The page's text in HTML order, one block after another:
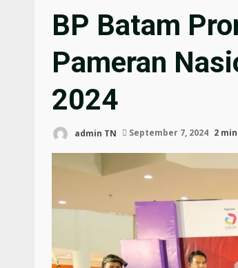
BP Batam
Pameran
2024
admin TN September 7, 2024 2